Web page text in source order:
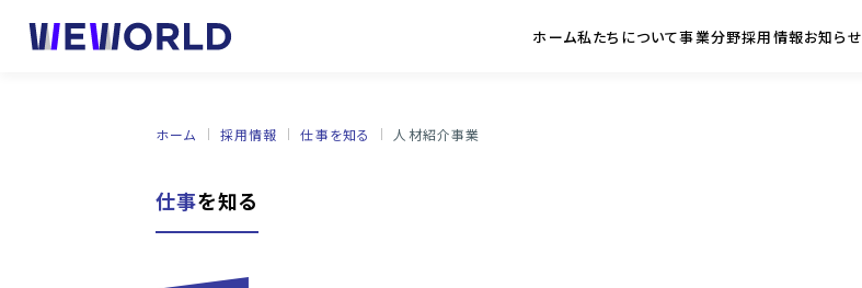
ホーム私たちについて事業分野採用情報お知らせ
ホーム 採用情報 仕事を知る 人材紹介事業
仕事を知る